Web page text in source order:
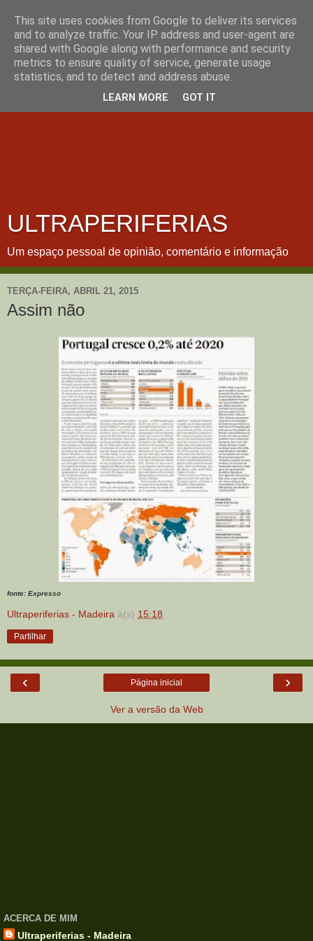
ULTRAPERIFERIAS
Um espaço pessoal de opinião, comentário e informação
TERÇA-FEIRA, ABRIL 21, 2015
Assim não
fonte: Expresso
Ultraperiferias - Madeira à(s) 15:18
Partilhar
‹ ›
Página inicial
Ver a versão da Web
ACERCA DE MIM
Ultraperiferias - Madeira
This site uses cookies from Google to deliver its services
and to analyze traffic. Your IP address and user-agent are
shared with Google along with performance and security
metrics to ensure quality of service, generate usage
statistics, and to detect and address abuse.
LEARN MORE GOT IT